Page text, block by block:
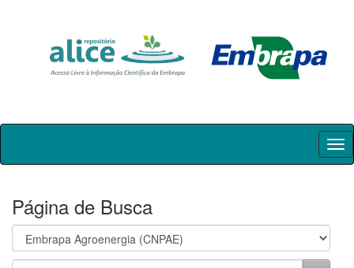
Skip
Página de Busca